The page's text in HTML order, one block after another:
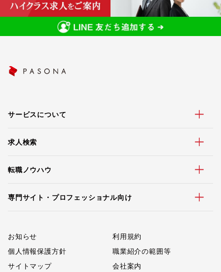
サービスについて
求人検索
転職ノウハウ
専門サイト・プロフェッショナル向け
お知らせ
利用規約
個人情報保護方針
職業紹介の範囲等
サイトマップ
会社案内